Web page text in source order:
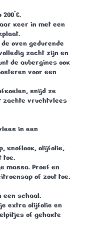
keer in met een
oven gedurende
zacht zijn en
de aubergines ook
voor een
snijd ze
zachte vruchtvlees
in een
knoflook, olijfolie,
toe.
massa. Proef en
of zout toe.
een schaal.
extra olijfolie en
of gehakte